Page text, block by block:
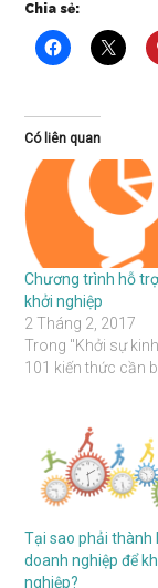
Chia sẻ:
Có liên quan
Chương trình hỗ
khởi nghiệp
2 Tháng 2, 2017
Trong "Khởi sự
101 kiến thức cần
Tại sao phải thành
doanh nghiệp để
nghiệp?